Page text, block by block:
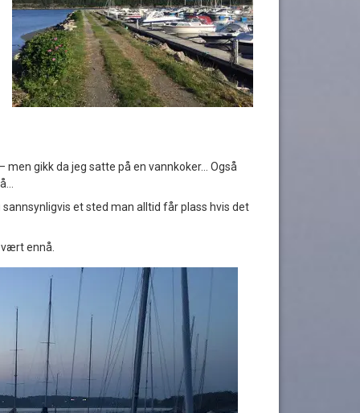
gikk da jeg satte på en vannkoker… Også
et sted man alltid får plass hvis det
ennå.